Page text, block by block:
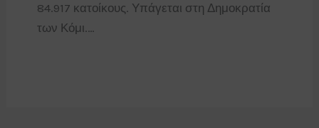
84.917 κατοίκους. Υπάγεται στη Δημοκρατία
των Κόμι.…